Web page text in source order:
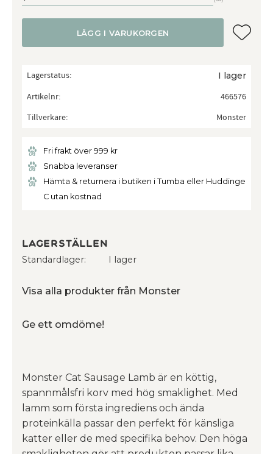
LÄGG I VARUKORGEN Lägg
Lagerstatus I lager
Artikelnr
466576
Tillverkare
Monster
Fri frakt över 999 kr
Snabba leveranser
Hämta & returnera i butiken i Tumba eller Huddinge
C utan kostnad
Lagerställen
Standardlager I lager
Visa alla produkter från Monster
Ge ett omdöme!
Monster Cat Sausage Lamb är en köttig,
spannmålsfri korv med hög smaklighet. Med
lamm som första ingrediens och ända
proteinkälla passar den perfekt för känsliga
katter eller de med specifika behov. Den höga